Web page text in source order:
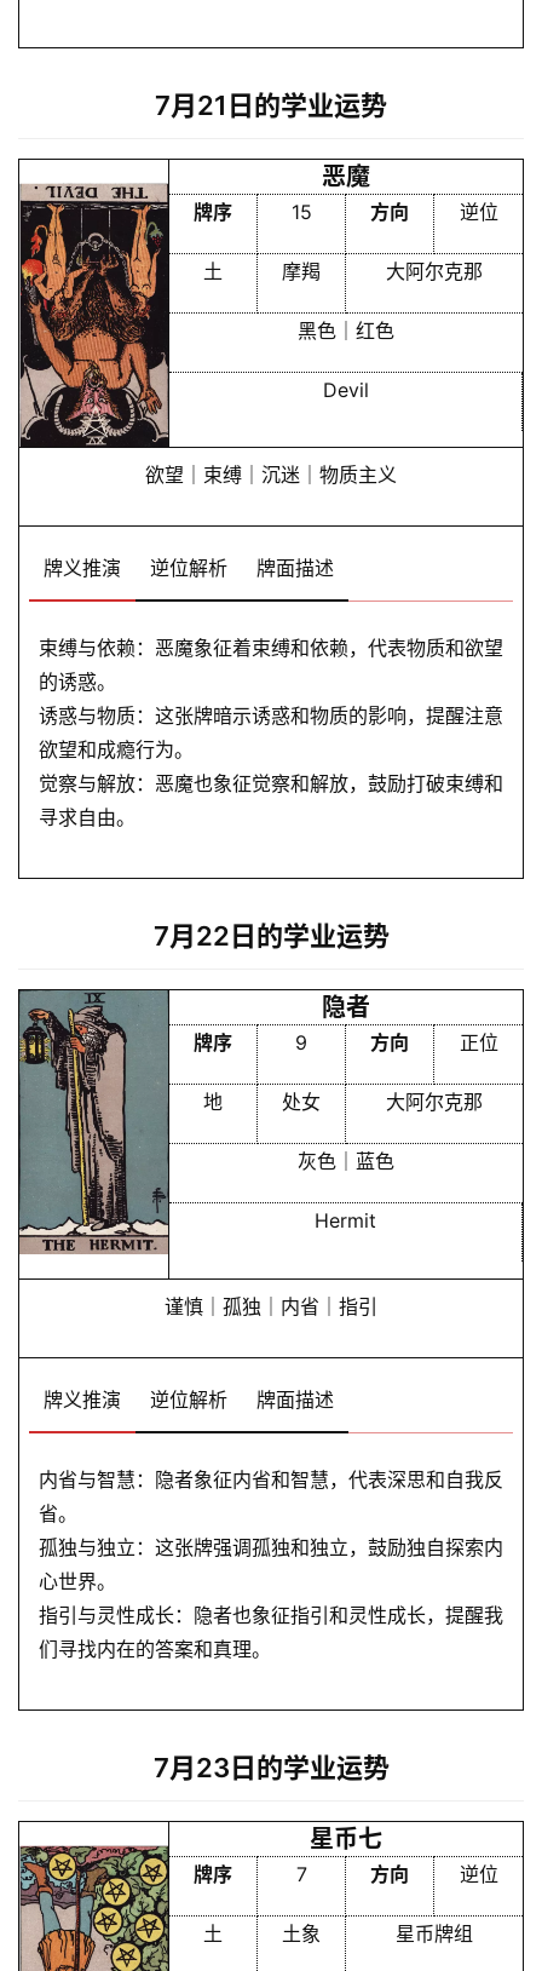
历
占
卜
命
理
服
务
会
登录
7月21日的学业运势
恶魔
牌序 15 方向 逆位
土 摩羯 大阿尔克那
黑色｜红色
Devil
欲望｜束缚｜沉迷｜物质主义
牌义推演 逆位解析 牌面描述
束缚与依赖：恶魔象征着束缚和依赖，代表物质和欲望
的诱惑。
诱惑与物质：这张牌暗示诱惑和物质的影响，提醒注意
欲望和成瘾行为。
觉察与解放：恶魔也象征觉察和解放，鼓励打破束缚和
寻求自由。
7月22日的学业运势
隐者
牌序 9 方向 正位
地 处女 大阿尔克那
灰色｜蓝色
Hermit
谨慎｜孤独｜内省｜指引
牌义推演 逆位解析 牌面描述
内省与智慧：隐者象征内省和智慧，代表深思和自我反
省。
孤独与独立：这张牌强调孤独和独立，鼓励独自探索内
心世界。
指引与灵性成长：隐者也象征指引和灵性成长，提醒我
们寻找内在的答案和真理。
7月23日的学业运势
星币七
牌序 7 方向 逆位
土 土象 星币牌组